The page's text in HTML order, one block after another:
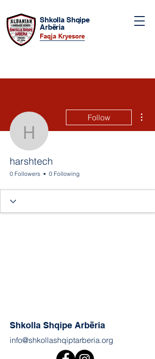
Shkolla Shqipe
Arbëria
Faqja Kryesore
harshtech
Follow
harshtech
0 Followers 0 Following
Shkolla Shqipe Arbëria
info@shkollashqiptarberia.org